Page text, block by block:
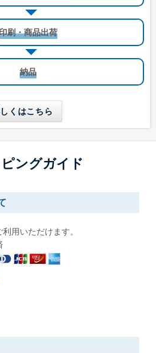
W95 x H217 mm
A4四つ折りが入る
A4三つ折りが入る
長形40号
W90 x H225 mm
W270 x H382 mm
刷・商品出荷
納品
くはこちら
ングガイド
用いただけます。